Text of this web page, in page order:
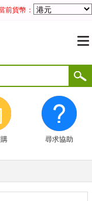
前貨幣：
尋求協助